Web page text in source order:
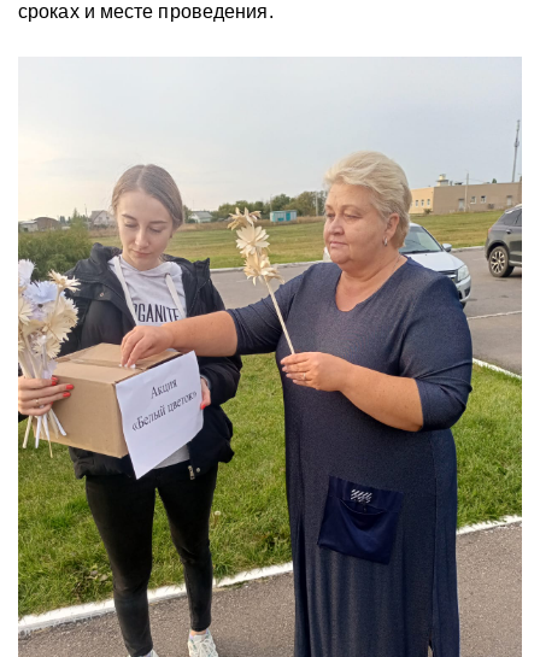
сроках и месте проведения.